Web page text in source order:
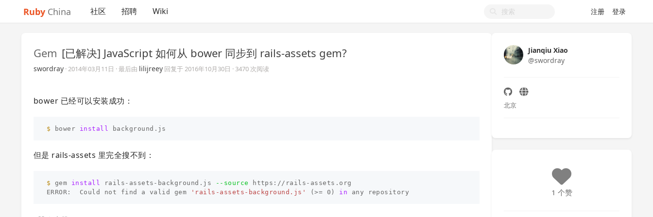
Ruby China 社区 招聘 Wiki 注册 登录
Gem [已解决] JavaScript 如何从 bower 同步到 rails-assets gem?
swordray ·2014年03月11日 · 最后由 lilijreey 回复于2016年10月30日 · 3470 次阅读
bower 已经可以安装成功：
$ bower install
但是 rails-assets 里完全搜不到：
$ gem install rails-assets-background.js --source
https://rails-assets.org
ERROR:  Could not find a valid gem
'rails-assets-background.js' (>= 0 ) in
Jianqiu Xiao
@swordray
北京
1 个赞